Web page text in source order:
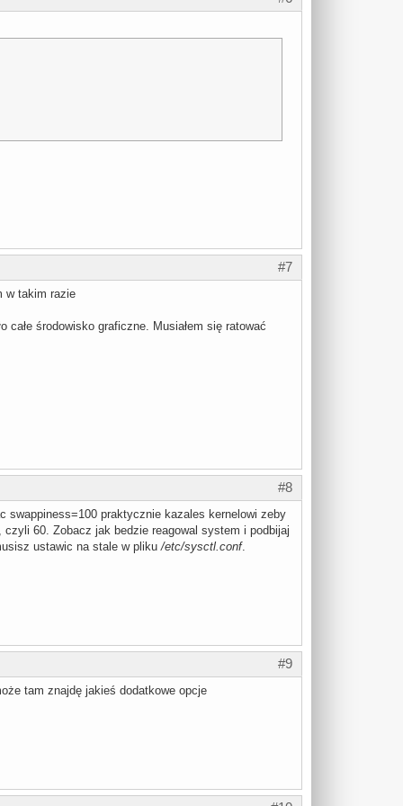
#7
w takim razie
całe środowisko graficzne. Musiałem się ratować
#8
swappiness=100 praktycznie kazales kernelowi zeby
60. Zobacz jak bedzie reagowal system i podbijaj
ustawic na stale w pliku /etc/sysctl.conf.
#9
tam znajdę jakieś dodatkowe opcje